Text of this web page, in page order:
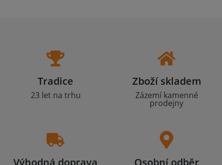
Tradice
23 let na trhu
Zboží skladem
Zázemí kamenné
prodejny